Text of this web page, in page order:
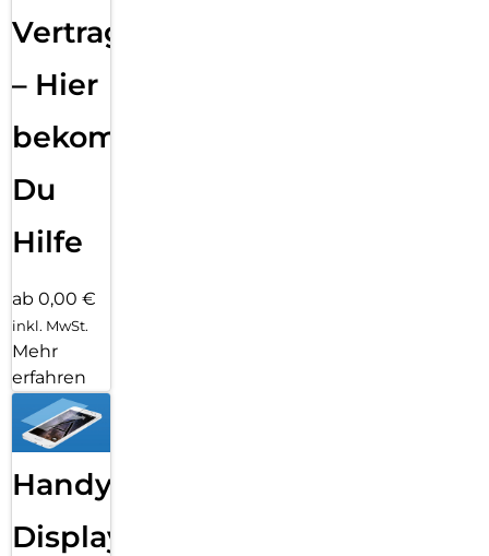
Vertragsabwicklung
– Hier
bekommst
Du
Hilfe
ab 0,00 €
inkl. MwSt.
Mehr
erfahren
Handy
Displayfolie